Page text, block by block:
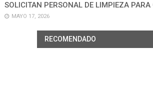
SOLICITAN PERSONAL DE LIMPIEZA PARA
MAYO 17, 2026
RECOMENDADO